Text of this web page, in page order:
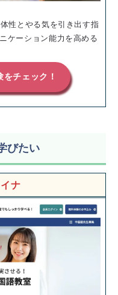
性とやる気を引き出す指
ケーション能力を高める
チェック！
びたい
ナ